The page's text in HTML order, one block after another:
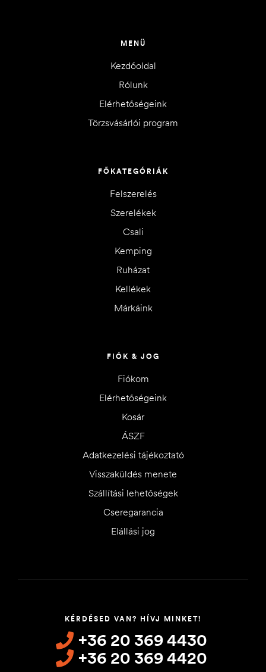
MENÜ
Kezdőoldal
Rólunk
Elérhetőségeink
Törzsvásárlói program
FŐKATEGÓRIÁK
Felszerelés
Szerelékek
Csali
Kemping
Ruházat
Kellékek
Márkáink
FIÓK & JOG
Fiókom
Elérhetőségeink
Kosár
ÁSZF
Adatkezelési tájékoztató
Visszaküldés menete
Szállítási lehetőségek
Cseregarancia
Elállási jog
KÉRDÉSED VAN? HÍVJ MINKET!
+36 20 369 4430
+36 20 369 4420